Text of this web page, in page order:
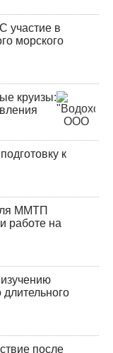
участие в
морского
круизы:
к
ММТП
работе на
длительного
после